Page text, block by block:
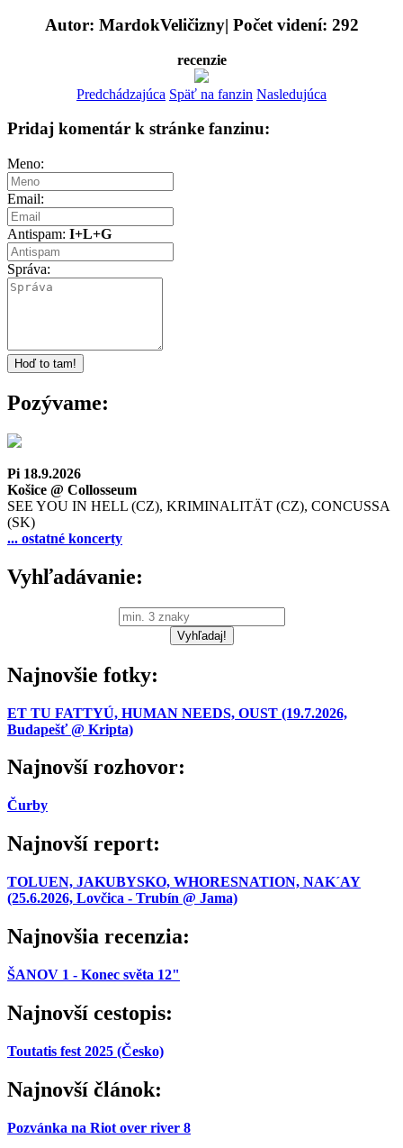
Autor: MardokVeličizny| Počet videní: 292
recenzie
Predchádzajúca Späť na fanzin Nasledujúca
Pridaj komentár k stránke fanzinu:
Meno:
Email:
Antispam: I+L+G
Správa:
Pozývame:
Pi 18.9.2026
Košice @ Collosseum
SEE YOU IN HELL (CZ), KRIMINALITÄT (CZ), CONCUSSA
(SK)
... ostatné koncerty
Vyhľadávanie:
Najnovšie fotky:
ET TU FATTYÚ, HUMAN NEEDS, OUST (19.7.2026,
Budapešť @ Kripta)
Najnovší rozhovor:
Čurby
Najnovší report:
TOLUEN, JAKUBYSKO, WHORESNATION, NAK´AY
(25.6.2026, Lovčica - Trubín @ Jama)
Najnovšia recenzia:
ŠANOV 1 - Konec světa 12"
Najnovší cestopis:
Toutatis fest 2025 (Česko)
Najnovší článok:
Pozvánka na Riot over river 8